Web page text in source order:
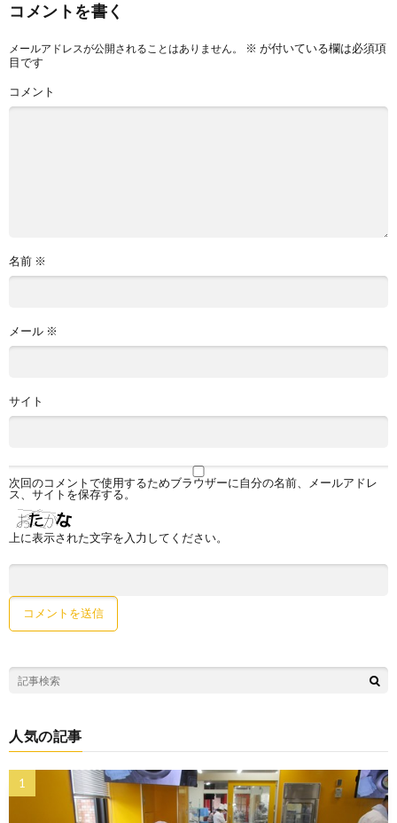
コメントを書く
メールアドレスが公開されることはありません。 ※ が付いている欄は必須項
目です
コメント
名前 ※
メール ※
サイト
次回のコメントで使用するためブラウザーに自分の名前、メールアドレ
ス、サイトを保存する。
上に表示された文字を入力してください。
人気の記事